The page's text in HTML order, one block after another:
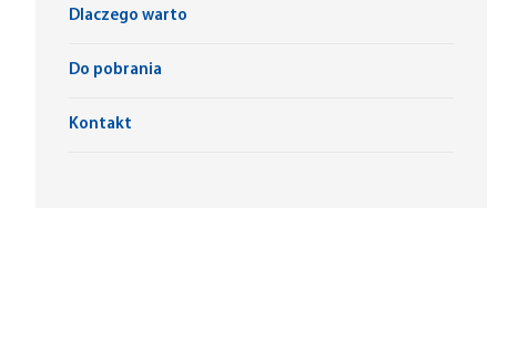
Dlaczego warto
Do pobrania
Kontakt